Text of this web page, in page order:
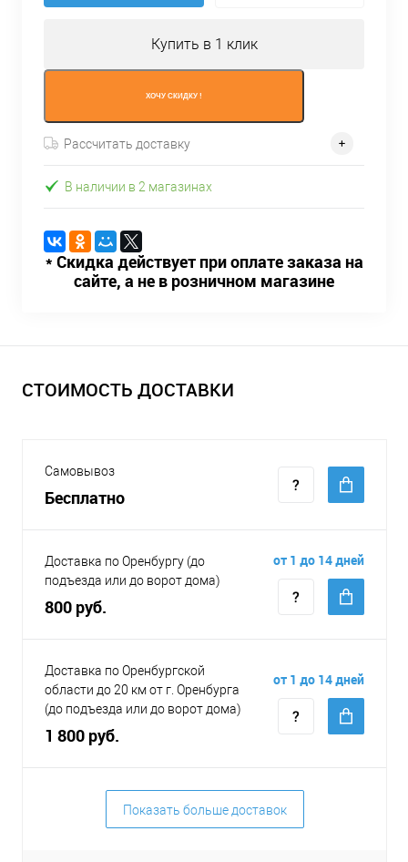
Купить в 1 клик
ХОЧУ СКИДКУ !
Рассчитать доставку
В наличии в 2 магазинах
* Скидка действует при оплате заказа на
сайте, а не в розничном магазине
СТОИМОСТЬ ДОСТАВКИ
Самовывоз
Бесплатно
Доставка по Оренбургу (до
подъезда или до ворот дома)
800 руб.
от 1 до 14 дней
Доставка по Оренбургской
области до 20 км от г. Оренбурга
(до подъезда или до ворот дома)
1 800 руб.
от 1 до 14 дней
Показать больше доставок